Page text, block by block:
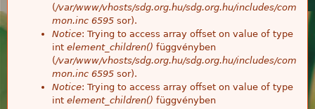
(/var/www/vhosts/sdg.org.hu/sdg.org.hu/includes/com
mon.inc 6595 sor).
Notice: Trying to access array offset on value of type
int element_children() függvényben
(/var/www/vhosts/sdg.org.hu/sdg.org.hu/includes/com
mon.inc 6595 sor).
Notice: Trying to access array offset on value of type
int element_children() függvényben